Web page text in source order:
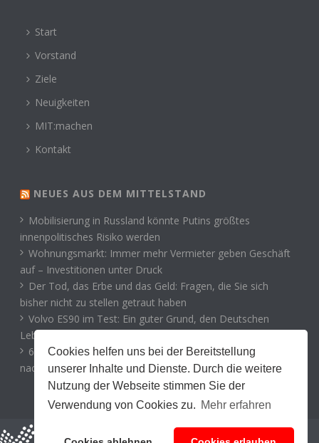
Cookies helfen uns bei der Bereitstellung
unserer Inhalte und Dienste. Durch die weitere
Nutzung der Webseite stimmen Sie der
Verwendung von Cookies zu. Mehr erfahren
Start
Vorstand
Ziele
Neuigkeiten
MIT:machen
Kontakt
NEUES AUS DEM MITTELSTAND
Mobilisierung in Russland könnte Putins größtes
innenpolitisches Risiko werden
Wohnungsmarkt: Immer mehr Vermieter geben Geschäft
auf – Investitionen unter Druck
Der Tod, das Erbe und das Geld: Fragen, die Sie sich
bisher nicht zu stellen getraut haben
Volvo ES90 im Test: Ein guter Grund, den Deutschen
Lebewohl zu sagen?
65 Jahre Mauerbau: Warum die deutsche Teilung bis heute
nachwirkt